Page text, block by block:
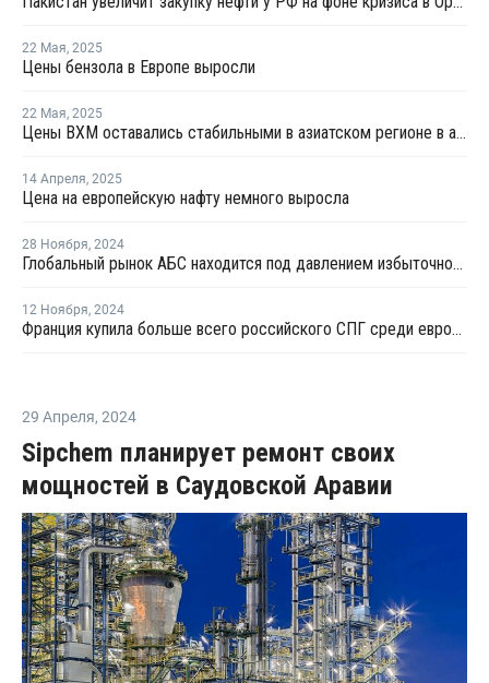
22 Мая, 2025
Цены бензола в Европе выросли
22 Мая, 2025
Цены ВХМ оставались стабильными в азиатском регионе в апреле
14 Апреля, 2025
Цена на европейскую нафту немного выросла
28 Ноября, 2024
Глобальный рынок АБС находится под давлением избыточного предложения и слабого спроса
12 Ноября, 2024
Франция купила больше всего российского СПГ среди европейцев в октябре
29 Апреля, 2024
Sipchem планирует ремонт своих
мощностей в Саудовской Аравии